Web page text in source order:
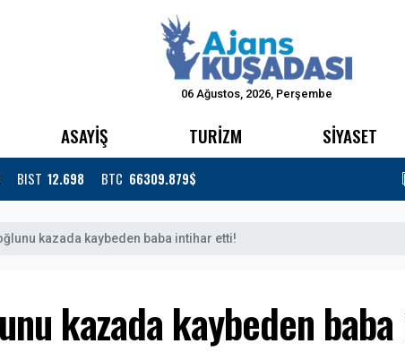
06 Ağustos, 2026, Perşembe
ASAYİŞ TURİZM SİYASET
BIST 12.698 BTC 66309.879$
kazada kaybeden baba intihar etti!
kazada kaybeden